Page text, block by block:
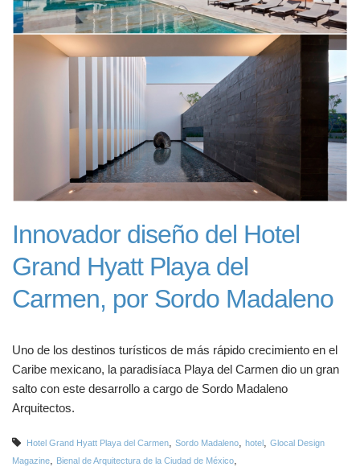
Innovador diseño del Hotel
Grand Hyatt Playa del
Carmen, por Sordo Madaleno
Uno de los destinos turísticos de más rápido crecimiento en el
Caribe mexicano, la paradisíaca Playa del Carmen dio un gran
salto con este desarrollo a cargo de Sordo Madaleno
Arquitectos.
Hotel Grand Hyatt Playa del Carmen, Sordo Madaleno, hotel, Glocal Design
Magazine, Bienal de Arquitectura de la Ciudad de México,